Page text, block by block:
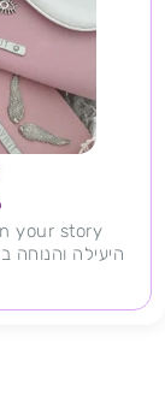
היעילה והנוחה